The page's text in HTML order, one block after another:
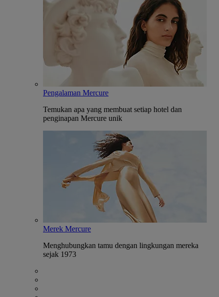
Pengalaman Mercure
Temukan apa yang membuat setiap hotel dan
penginapan Mercure unik
Merek Mercure
Menghubungkan tamu dengan lingkungan mereka
sejak 1973